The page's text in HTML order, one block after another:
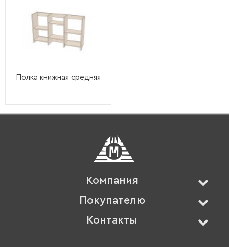
Полка книжная средняя
Компания
Покупателю
Контакты